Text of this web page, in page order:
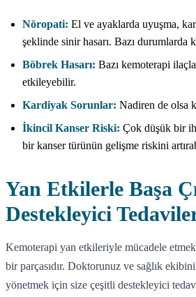
Nöropati: El ve ayaklarda uyuşma,
şeklinde sinir hasarı. Bazı durumlarda
Böbrek Hasarı: Bazı kemoterapi
etkileyebilir.
Kardiyak Sorunlar: Nadiren de olsa
İkincil Kanser Riski: Çok düşük bir
bir kanser türünün gelişme riskini
Yan Etkilerle Başa
Destekleyici
Kemoterapi yan etkileriyle mücadele
bir parçasıdır. Doktorunuz ve sağlık
yönetmek için size çeşitli destekleyici